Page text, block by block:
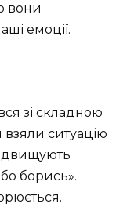
вони
емоції.
зі складною
взяли ситуацію
борись».